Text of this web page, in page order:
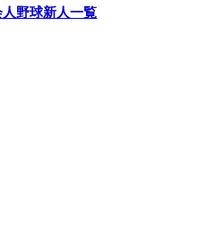
野球新人一覧